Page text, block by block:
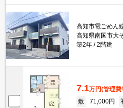
高知市電ごめん
高知県南国市大
築2年
2階建
7.1万円(管理費
敷
71,000円